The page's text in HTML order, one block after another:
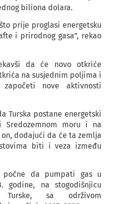
biliona dolara.
prije proglasi energetsku
i prirodnog gasa”, rekao
da će novo otkriće
na susjednim poljima i
nove aktivnosti
Turska postane energetski
Sredozemnom moru i na
dodajući da će ta zemlja
biti i veza između
da pumpati gas u
godine, na stogodišnjicu
Turske, sa održivom